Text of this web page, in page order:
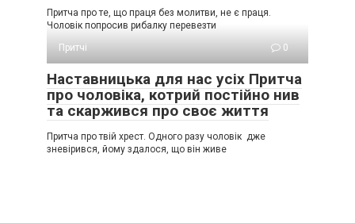
Притча про те, що праця без молитви, не є праця.
Чоловік попросив рибалку перевезти
Притчі
0
Наставницька для нас усіх Притча
про чоловіка, котрий постійно нив
та скаржився про своє життя
Притча про твій хрест. Одного разу чоловік дже
зневірився, йому здалося, що він живе